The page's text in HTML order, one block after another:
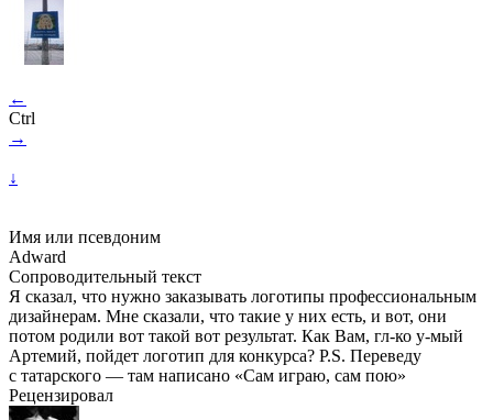
←
Ctrl
→
↓
Имя или псевдоним
Adward
Сопроводительный текст
Я сказал, что нужно заказывать логотипы профессиональным
дизайнерам. Мне сказали, что такие у них есть, и вот, они
потом родили вот такой вот результат. Как Вам, гл-ко у-мый
Артемий, пойдет логотип для конкурса? P.S. Переведу
с татарского — там написано «Сам играю, сам пою»
Рецензировал